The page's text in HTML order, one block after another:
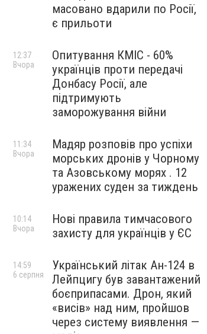
масовано вдарили по Росії,
є прильоти
Опитування КМІС - 60%
українців проти передачі
Донбасу Росії, але
підтримують
заморожування війни
12:37
Вчора
Мадяр розповів про успіхи
морських дронів у Чорному
та Азовському морях . 12
уражених суден за тиждень
11:34
Вчора
Нові правила тимчасового
захисту для українців у ЄС
10:14
Вчора
Український літак Ан-124 в
Лейпцигу був завантажений
боєприпасами. Дрон, який
«висів» над ним, пройшов
через систему виявлення —
14:59
6 серпня